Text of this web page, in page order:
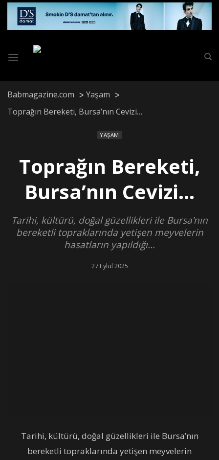
Skip
content
Babmagazine.com
Yaşam
Toprağın Bereketi, Bursa’nın Cevizi…
YAŞAM
Toprağın Bereketi,
Bursa’nın Cevizi…
Tarihi, kültürü, doğal güzellikleri ile Bursa’nın
bereketli topraklarında yetişen meyvelerin
hasatların yapıldığı...
27 Eylül 2025
Tarihi, kültürü, doğal güzellikleri ile Bursa’nın
bereketli topraklarında yetişen meyvelerin